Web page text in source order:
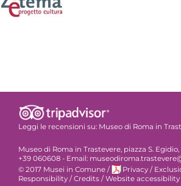
Leggi le recensioni su: Museo di Roma in
Museo di Roma in Trastevere, piazza S. Egidio,
+39 060608 - Email:
© 2017 Musei in Comune / Privacy /
Responsibility /Credits /Website accessibility